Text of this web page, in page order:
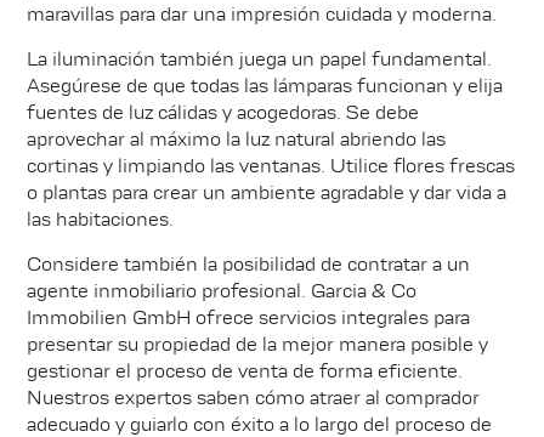
maravillas para dar una impresión cuidada y moderna.
La iluminación también juega un papel fundamental.
Asegúrese de que todas las lámparas funcionan y elija
fuentes de luz cálidas y acogedoras. Se debe
aprovechar al máximo la luz natural abriendo las
cortinas y limpiando las ventanas. Utilice flores frescas
o plantas para crear un ambiente agradable y dar vida a
las habitaciones.
Considere también la posibilidad de contratar a un
agente inmobiliario profesional. Garcia & Co
Immobilien GmbH ofrece servicios integrales para
presentar su propiedad de la mejor manera posible y
gestionar el proceso de venta de forma eficiente.
Nuestros expertos saben cómo atraer al comprador
adecuado y guiarlo con éxito a lo largo del proceso de